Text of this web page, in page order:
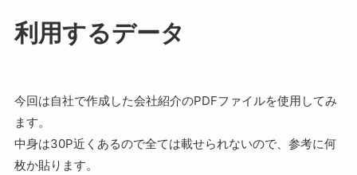
利用するデータ
今回は自社で作成した会社紹介のPDFファイルを使用してみ
ます。
中身は30P近くあるので全ては載せられないので、参考に何
枚か貼ります。